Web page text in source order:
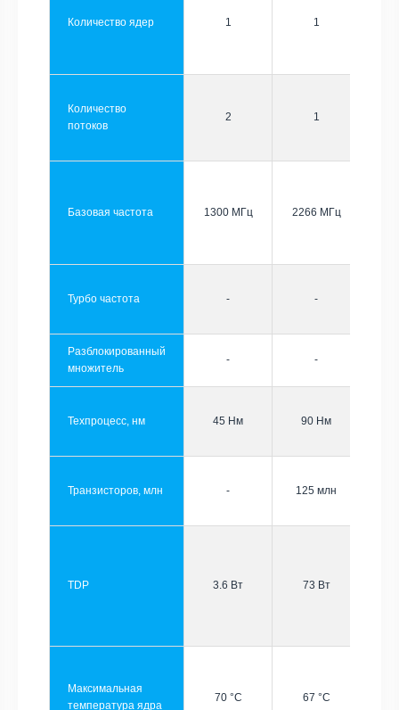
Количество ядер 1 1
Количество
потоков
2 1
Базовая частота 1300 МГц 2266 МГц
Турбо частота - -
Разблокированный
множитель
- -
Техпроцесс, нм 45 Нм 90 Нм
Транзисторов, млн - 125 млн
TDP 3.6 Вт 73 Вт
Максимальная
температура ядра
70 °C 67 °C